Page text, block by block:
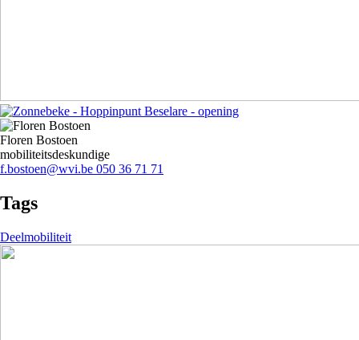
Floren Bostoen
mobiliteitsdeskundige
f.bostoen@wvi.be 050 36 71 71
Tags
Deelmobiliteit